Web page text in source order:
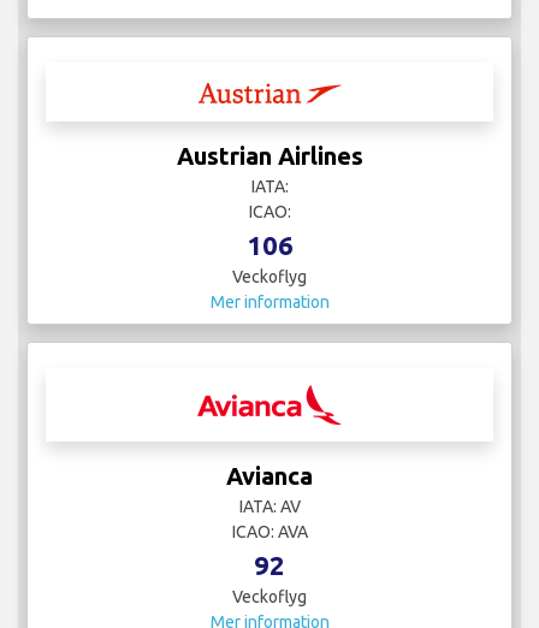
Austrian Airlines
IATA:
ICAO:
106
Veckoflyg
Mer information
Avianca
IATA: AV
ICAO: AVA
92
Veckoflyg
Mer information